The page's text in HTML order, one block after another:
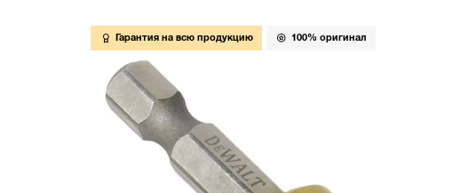
Гарантия на всю продукцию 100% оригинал